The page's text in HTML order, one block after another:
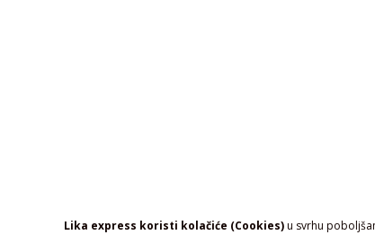
Lika express koristi kolačiće (Cookies)u svrhu